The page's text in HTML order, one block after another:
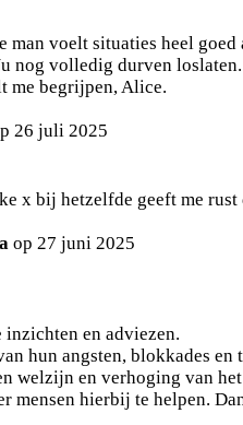
man voelt situaties heel
nog volledig durven
me begrijpen, Alice.
26 juli 2025
x bij hetzelfde geeft me rust
op 27 juni 2025
en adviezen.
hun angsten, blokkades
welzijn en verhoging van
mensen hierbij te helpen.